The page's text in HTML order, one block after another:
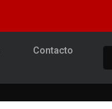
Contacto